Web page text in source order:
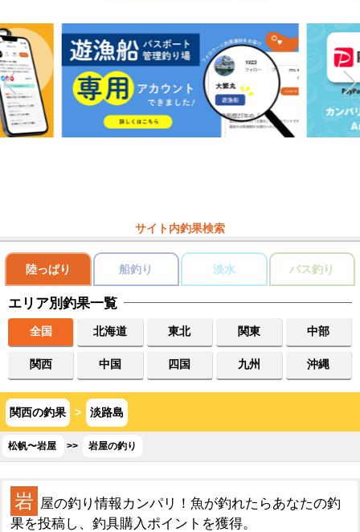
サイト内釣果検索
陸っぱり 船釣り 淡水 バス釣り
エリア別釣果一覧
全国 北海道 東北 関東 中部
関西 中国 四国 九州 沖縄
関西の釣果 > 淡路島
松帆〜岩屋 >> 岩屋の釣り
岩 屋の釣り情報カンパリ！魚が釣れたらあなたの釣
果を投稿し、釣具購入ポイントを獲得。